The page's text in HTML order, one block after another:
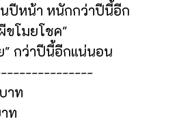
นปีหน้า หนักกว่าปีนี้อีก
โมยโชค"
" กว่าปีนี้อีกแน่นอน
าท
ท